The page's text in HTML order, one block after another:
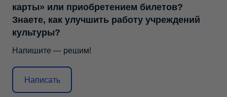
карты» или приобретением билетов?
Знаете, как улучшить работу учреждений
культуры?
Напишите — решим!
Написать